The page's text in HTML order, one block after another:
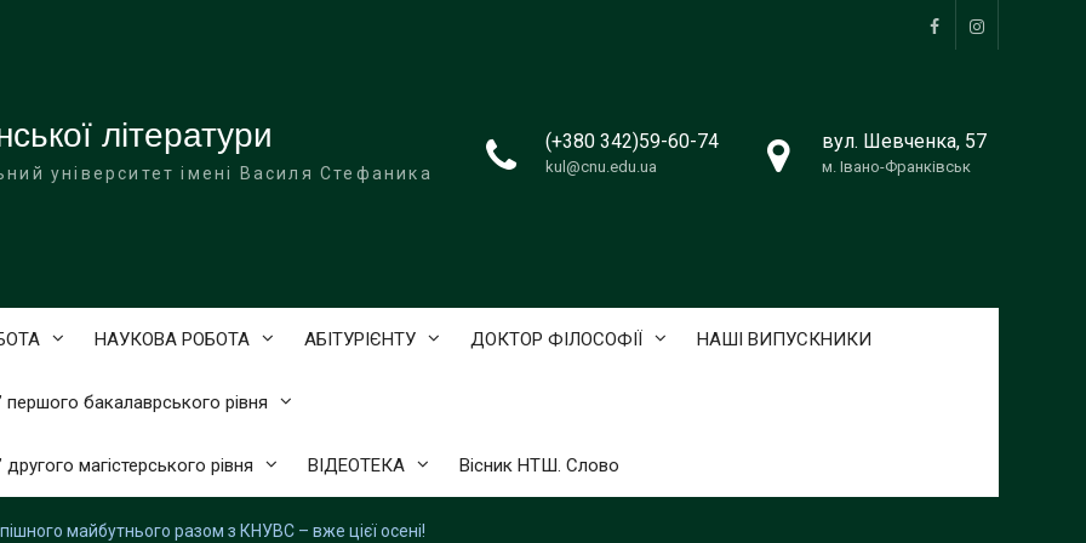
FacebookInstagram
літератури
університет імені Василя Стефаника
(+380 342)59-60-74
kul@cnu.edu.ua
вул. Шевченка, 57
м. Івано-Франківськ
НАУКОВА РОБОТА АБІТУРІЄНТУ ДОКТОР ФІЛОСОФІЇ НАШІ ВИПУСКНИКИ
першого бакалаврського рівня
магістерського рівня ВІДЕОТЕКА Вісник НТШ. Слово
майбутнього разом з КНУВС – вже цієї осені!